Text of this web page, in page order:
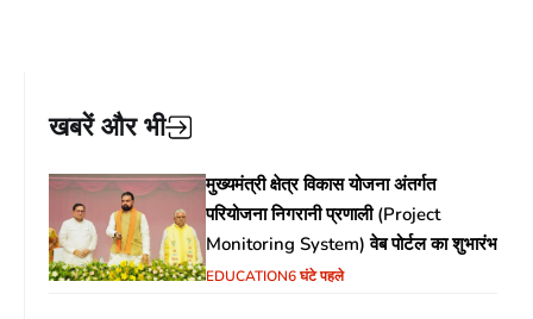
खबरें और भी
मुख्यमंत्री क्षेत्र विकास योजना अंतर्गत
परियोजना निगरानी प्रणाली (Project
Monitoring System) वेब पोर्टल का शुभारंभ
EDUCATION6 घंटे पहले